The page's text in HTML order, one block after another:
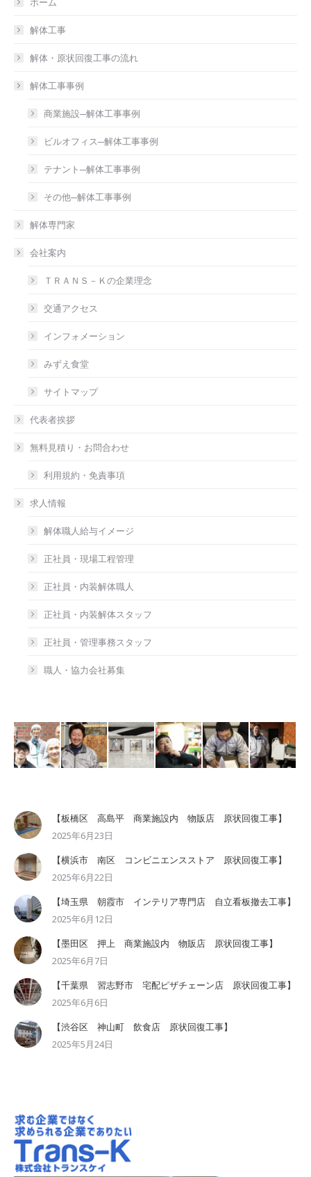
解体工事
解体・原状回復工事の流れ
解体工事事例
商業施設─解体工事事例
ビルオフィス─解体工事事例
テナント─解体工事事例
その他─解体工事事例
解体専門家
会社案内
ＴＲＡＮＳ－Ｋの企業理念
交通アクセス
インフォメーション
みずえ食堂
サイトマップ
代表者挨拶
無料見積り・お問合わせ
利用規約・免責事項
求人情報
解体職人給与イメージ
正社員・現場工程管理
正社員・内装解体職人
正社員・内装解体スタッフ
正社員・管理事務スタッフ
職人・協力会社募集
【板橋区 高島平 商業施設内 物販店 原状回復工事】
2025年6月23日
【横浜市 南区 コンビニエンスストア 原状回復工事】
2025年6月22日
【埼玉県 朝霞市 インテリア専門店 自立看板撤去工事】
2025年6月12日
【墨田区 押上 商業施設内 物販店 原状回復工事】
2025年6月7日
【千葉県 習志野市 宅配ピザチェーン店 原状回復工事】
2025年6月6日
【渋谷区 神山町 飲食店 原状回復工事】
2025年5月24日